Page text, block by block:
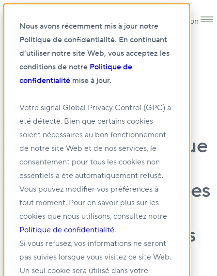
Nous avons récemment mis à jour notre
Politique de confidentialité. En continuant
d’utiliser notre site Web, vous acceptez les
conditions de notre Politique de
confidentialité mise à jour.
Votre signal Global Privacy Control (GPC) a
été détecté. Bien que certains cookies
soient nécessaires au bon fonctionnement
de notre site Web et de nos services, le
consentement pour tous les cookies non
essentiels a été automatiquement refusé.
Vous pouvez modifier vos préférences à
tout moment. Pour en savoir plus sur les
cookies que nous utilisons, consultez notre
Politique de confidentialité.
Si vous refusez, vos informations ne seront
pas suivies lorsque vous visitez ce site Web.
Un seul cookie sera utilisé dans votre
Open main navigation
BGO acquiert un
terrain à Madrid en vue
de développer des
installations logistiques
de pointe de
24 000 mètres carrés
pour XPO